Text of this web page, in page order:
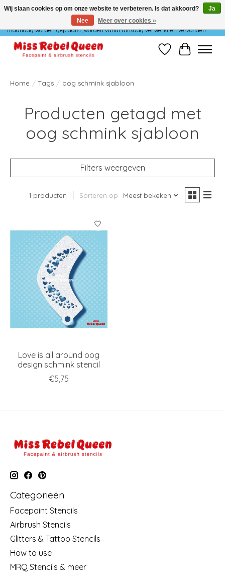
Wij verzenden niet op maandag. Bestellingen die in het weekend of op
maandag worden geplaatst, worden vanaf dinsdag verwerkt en verzonden.
Verlanglijst
Home / Tags / oog schmink sjabloon
Producten getagd met
oog schmink sjabloon
Filters weergeven
1 producten Sorteren op Meest bekeken
Love is all around oog
design schmink stencil
€5,75
Categorieën
Facepaint Stencils
Airbrush Stencils
Glitters & Tattoo Stencils
How to use
MRQ Stencils & meer
Wij slaan cookies op om onze website te verbeteren. Is dat akkoord?
Ja
Nee
Meer over cookies »